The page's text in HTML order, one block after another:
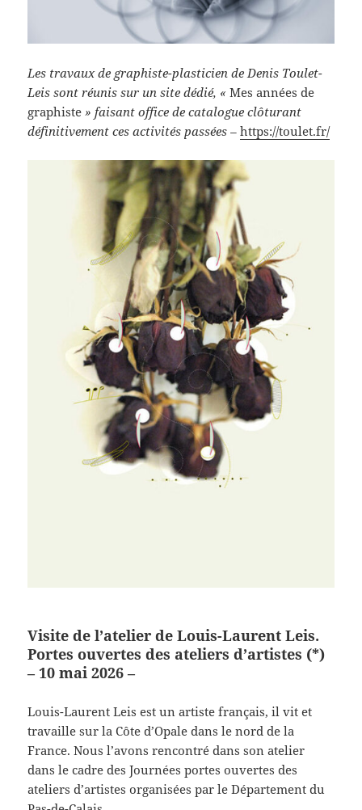
Les travaux de graphiste-plasticien de Denis Toulet-
Leis sont réunis sur un site dédié, «Mes années de
graphiste» faisant office de catalogue clôturant
définitivement ces activités passées –https://toulet.fr/
Visite de l’atelier de Louis-Laurent Leis.
Portes ouvertes des ateliers d’artistes (*)
– 10 mai 2026 –
Louis-Laurent Leis est un artiste français, il vit et
travaille sur la Côte d’Opale dans le nord de la
France. Nous l’avons rencontré dans son atelier
dans le cadre des Journées portes ouvertes des
ateliers d’artistes organisées par le Département du